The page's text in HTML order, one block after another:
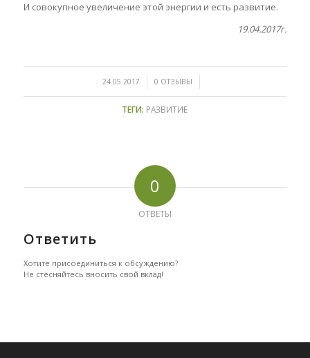
И совокупное увеличение этой энергии и есть развитие.
19.04.2017г.
24.05.2017
/ 0 ОТЗЫВЫ
/
ТЕГИ: РАЗВИТИЕ
0
ОТВЕТЫ
Ответить
Хотите присоединиться к обсуждению?
Не стесняйтесь вносить свой вклад!